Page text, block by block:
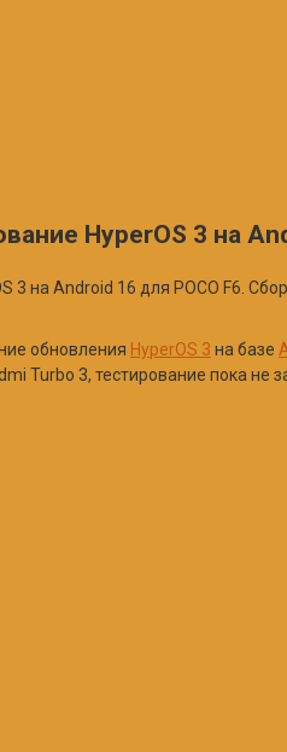
HyperOS 3 на
3 на Android 16 для POCO F6.
обновления HyperOS 3 на базе
Turbo 3, тестирование пока не